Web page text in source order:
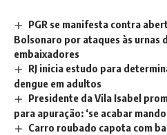
PGR se manifesta contra
Bolsonaro por ataques às urnas
embaixadores
RJ inicia estudo para
dengue em adultos
Presidente da Vila Isabel
para apuração: ‘se acabar
Carro roubado capota com